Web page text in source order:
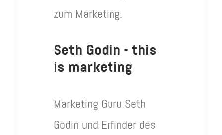
zum Marketing.
Seth Godin - this
is marketing
Marketing Guru Seth
Godin und Erfinder des